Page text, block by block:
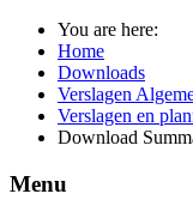
You are here:
Home
Downloads
Verslagen
Verslagen en
Download
Menu